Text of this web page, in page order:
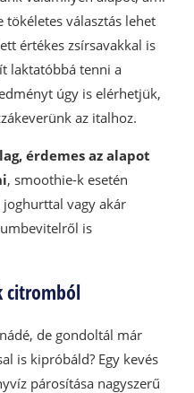
tökéletes választás lehet
értékes zsírsavakkal is
laktatóbbá tenni a
úgy is elérhetjük,
az italhoz.
érdemes az alapot
, smoothie-k esetén
vagy akár
is
citromból
de gondoltál már
is kipróbáld? Egy kevés
párosítása nagyszerű